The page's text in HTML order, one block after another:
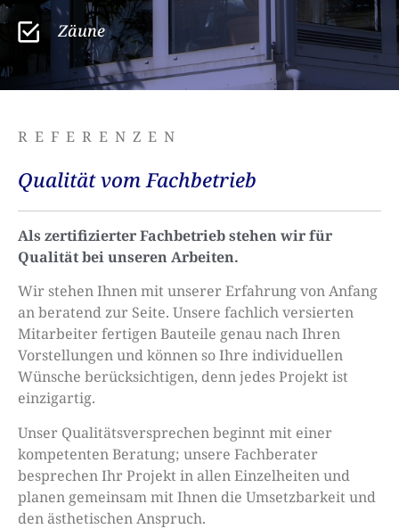
Zäune
REFERENZEN
Qualität vom Fachbetrieb
Als zertifizierter Fachbetrieb stehen wir für
Qualität bei unseren Arbeiten.
Wir stehen Ihnen mit unserer Erfahrung von Anfang
an beratend zur Seite. Unsere fachlich versierten
Mitarbeiter fertigen Bauteile genau nach Ihren
Vorstellungen und können so Ihre individuellen
Wünsche berücksichtigen, denn jedes Projekt ist
einzigartig.
Unser Qualitätsversprechen beginnt mit einer
kompetenten Beratung; unsere Fachberater
besprechen Ihr Projekt in allen Einzelheiten und
planen gemeinsam mit Ihnen die Umsetzbarkeit und
den ästhetischen Anspruch.